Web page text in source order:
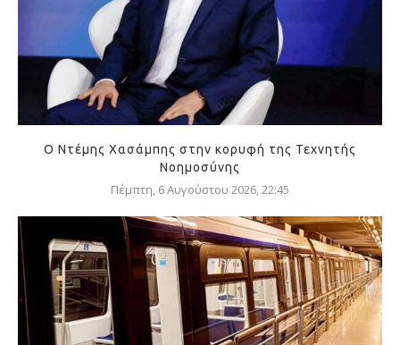
Ο Ντέμης Χασάμπης στην κορυφή της Τεχνητής
Νοημοσύνης
Πέμπτη, 6 Αυγούστου 2026, 22:45